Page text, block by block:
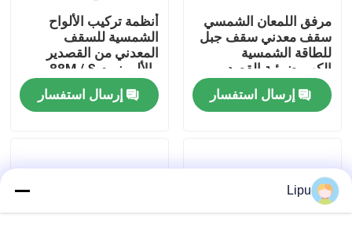
جولة في المعمل
رقابة جودة
حالات
أنظمة تركيب الطاقة الشمسية الكهروضوئية
مرفق اللمعان الشمسي
سقف معدني سقف جبل
للطاقة الشمسية
الكهروضوئية القصدير
إرسال استفسار
أنظمة تركيب الألواح
الشمسية للسقف
المعدني من القصدير
والألومنيوم 88M / S
مقاطع
إرسال استفسار
Lipu